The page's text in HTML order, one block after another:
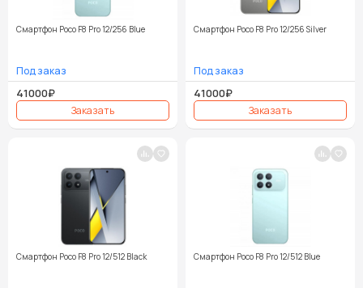
Смартфон Poco F8 Pro 12/256 Blue
41000₽
Смартфон Poco F8 Pro 12/256 Silver
41000₽
Смартфон Poco F8 Pro 12/512 Black Смартфон Poco F8 Pro 12/512 Blue